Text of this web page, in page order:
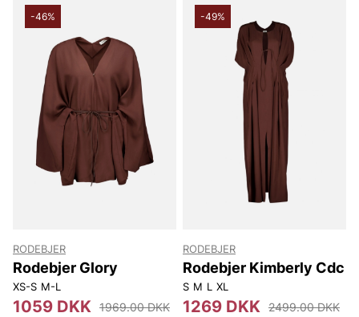
-46%
RODEBJER
Rodebjer Glory
XS-S M-L
1059 DKK 1969.00 DKK
-49%
RODEBJER
Rodebjer Kimberly Cdc
S M L XL
1269 DKK 2499.00 DKK